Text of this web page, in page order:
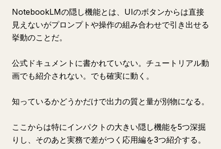
NotebookLMの隠し機能とは、UIのボタンからは直接
見えないがプロンプトや操作の組み合わせで引き出せる
挙動のことだ。
公式ドキュメントに書かれていない。チュートリアル動
画でも紹介されない。でも確実に動く。
知っているかどうかだけで出力の質と量が別物になる。
ここからは特にインパクトの大きい隠し機能を5つ深掘
りし、そのあと実務で差がつく応用編を3つ紹介する。